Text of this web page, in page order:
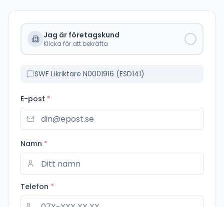
Jag är företagskund
Klicka för att bekräfta
SWF Likriktare N0001916 (ESD141)
E-post *
Namn *
Telefon *